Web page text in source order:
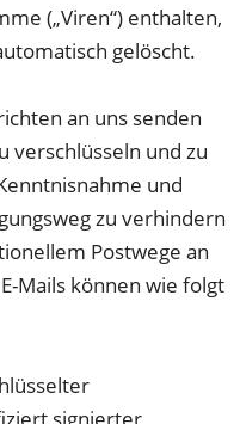
(„Viren“) enthalten,
gelöscht.
an uns senden
verschlüsseln und zu
und
zu verhindern
Postwege an
Mails können wie folgt